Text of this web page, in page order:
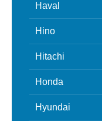
Haval
Hino
Hitachi
Honda
Hyundai